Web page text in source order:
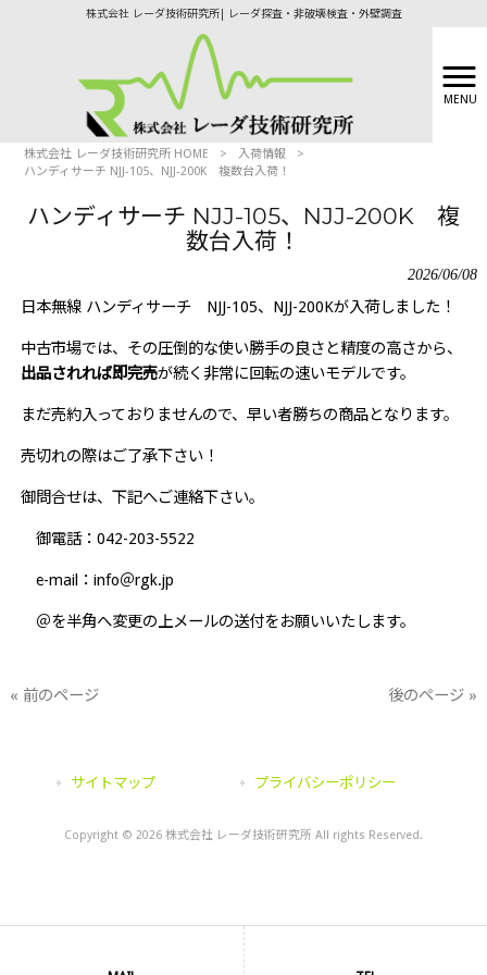
株式会社 レーダ技術研究所| レーダ探査・非破壊検査・外壁調査
MENU
株式会社 レーダ技術研究所 HOME > 入荷情報
>
ハンディサーチ NJJ-105、NJJ-200K 複数台入荷！
ハンディサーチ NJJ-105、NJJ-200K 複
数台入荷！
2026/06/08
日本無線 ハンディサーチ NJJ-105、NJJ-200Kが入荷しました！
中古市場では、その圧倒的な使い勝手の良さと精度の高さから、
出品されれば即完売が続く非常に回転の速いモデルです。
まだ売約入っておりませんので、早い者勝ちの商品となります。
売切れの際はご了承下さい！
御問合せは、下記へご連絡下さい。
御電話： 042-203-5522
e-mail ：info＠rgk.jp
＠を半角へ変更の上メールの送付をお願いいたします。
« 前のページ 後のページ »
サイトマップ プライバシーポリシー
Copyright © 2026 株式会社 レーダ技術研究所 All rights Reserved.